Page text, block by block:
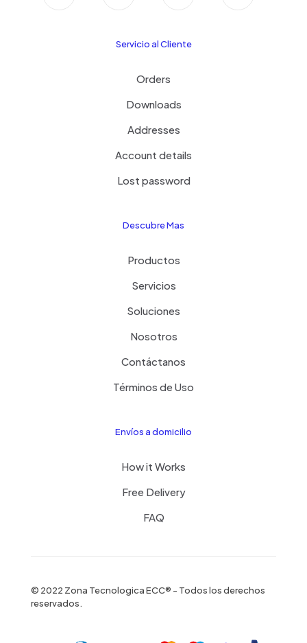
Servicio al Cliente
Orders
Downloads
Addresses
Account details
Lost password
Descubre Mas
Productos
Servicios
Soluciones
Nosotros
Contáctanos
Términos de Uso
Envíos a domicilio
How it Works
Free Delivery
FAQ
© 2022 Zona Tecnologica ECC® - Todos los derechos
reservados.